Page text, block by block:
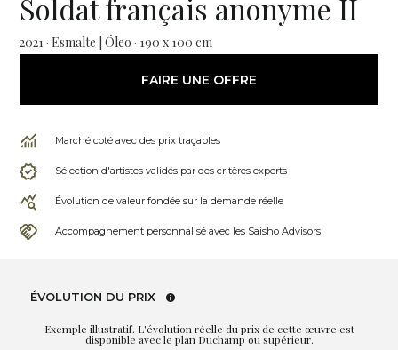
Soldat français anonyme II
2021 · Esmalte | Óleo · 190 x 100 cm
FAIRE UNE OFFRE
Marché coté avec des prix traçables
Sélection d'artistes validés par des critères experts
Évolution de valeur fondée sur la demande réelle
Accompagnement personnalisé avec les Saisho Advisors
ÉVOLUTION DU PRIX
Exemple illustratif. L'évolution réelle du prix de cette œuvre est
disponible avec le plan Duchamp ou supérieur.